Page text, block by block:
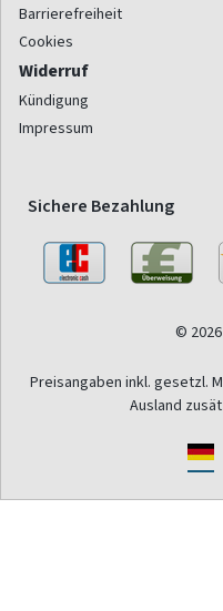
Barrierefreiheit
Cookies
Widerruf
Kündigung
Impressum
Sichere Bezahlung
©
Preisangaben inkl. gesetzl.
Ausland